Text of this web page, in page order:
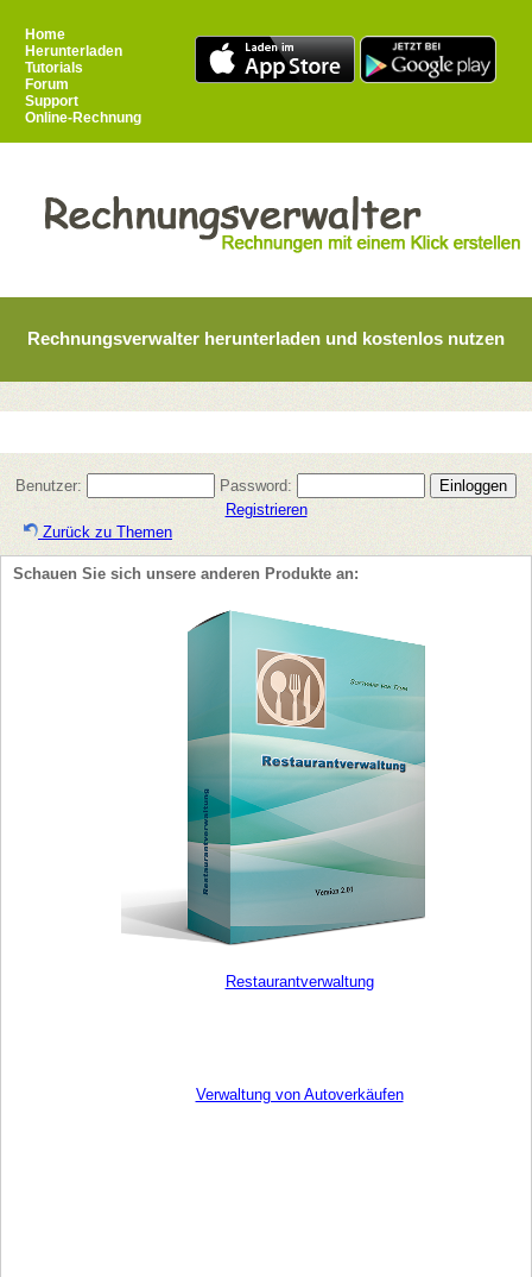
Home
Herunterladen
Tutorials
Forum
Support
Online-Rechnung
Rechnungsverwalter herunterladen und kostenlos nutzen
Benutzer:
Password:
Registrieren
Zurück zu Themen
Schauen Sie sich unsere anderen Produkte an:
Restaurantverwaltung